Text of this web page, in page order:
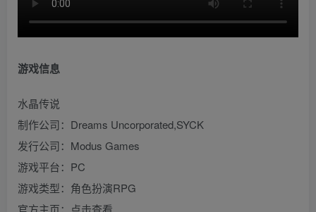
游戏信息
水晶传说
制作公司：Dreams Uncorporated,SYCK
发行公司：Modus Games
游戏平台：PC
游戏类型：角色扮演RPG
官方主页：点击查看